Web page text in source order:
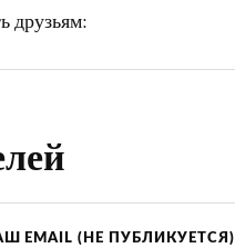
друзьям:
EMAIL (НЕ ПУБЛИКУЕТСЯ)